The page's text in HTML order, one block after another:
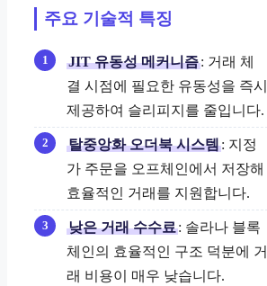
주요 기술적 특징
JIT 유동성 메커니즘: 거래 체
결 시점에 필요한 유동성을 즉시
제공하여 슬리피지를 줄입니다.
탈중앙화 오더북 시스템: 지정
가 주문을 오프체인에서 저장해
효율적인 거래를 지원합니다.
낮은 거래 수수료: 솔라나 블록
체인의 효율적인 구조 덕분에 거
래 비용이 매우 낮습니다.